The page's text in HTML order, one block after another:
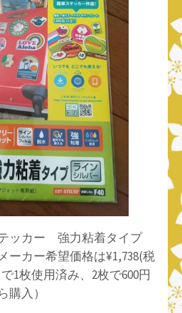
ッカー 強力粘着タイプ
カー希望価格は¥1,738(税
1枚使用済み、2枚で600円
購入）